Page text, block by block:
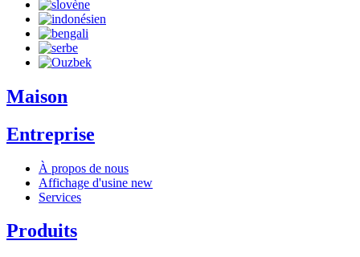
Maison
Entreprise
À propos de nous
Affichage d'usine new
Services
Produits